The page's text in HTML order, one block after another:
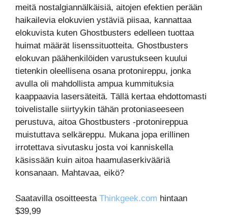
meitä nostalgiannälkäisiä, aitojen efektien perään
haikailevia elokuvien ystäviä piisaa, kannattaa
elokuvista kuten Ghostbusters edelleen tuottaa
huimat määrät lisenssituotteita. Ghostbusters
elokuvan päähenkilöiden varustukseen kuului
tietenkin oleellisena osana protonireppu, jonka
avulla oli mahdollista ampua kummituksia
kaappaavia lasersäteitä. Tällä kertaa ehdottomasti
toivelistalle siirtyykin tähän protoniaseeseen
perustuva, aitoa Ghostbusters -protonireppua
muistuttava selkäreppu. Mukana jopa erillinen
irrotettava sivutasku josta voi kanniskella
käsissään kuin aitoa haamulaserkivääriä
konsanaan. Mahtavaa, eikö?
Saatavilla osoitteestaThinkgeek.com hintaan
$39,99